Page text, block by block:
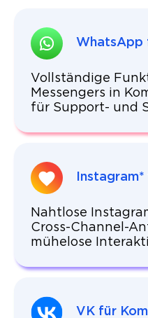
WhatsApp
Vollständige
Messengers in
für Support- und
Nahtlose
Cross-Channel-
mühelose
VK für